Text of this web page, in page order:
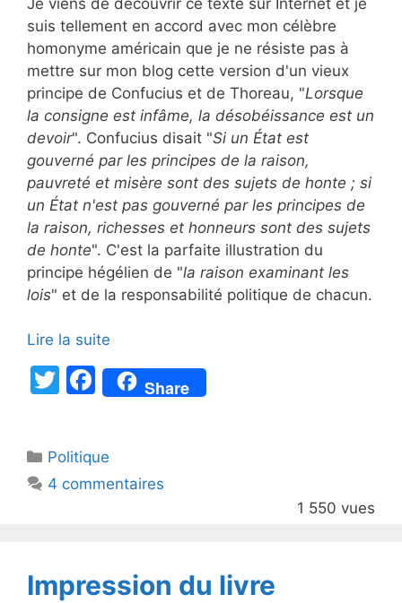
suis tellement en accord avec mon célèbre
homonyme américain que je ne résiste pas à
mettre sur mon blog cette version d'un vieux
principe de Confucius et de Thoreau, "Lorsque
la consigne est infâme, la désobéissance est un
devoir". Confucius disait "Si un État est
gouverné par les principes de la raison,
pauvreté et misère sont des sujets de honte ; si
un État n'est pas gouverné par les principes de
la raison, richesses et honneurs sont des sujets
de honte". C'est la parfaite illustration du
principe hégélien de "la raison examinant les
lois" et de la responsabilité politique de chacun.
Lire la suite
T
er
F
a
e
b
k
Share
Catégories
Politique
4 commentaires
1 550 vues
Impression du livre